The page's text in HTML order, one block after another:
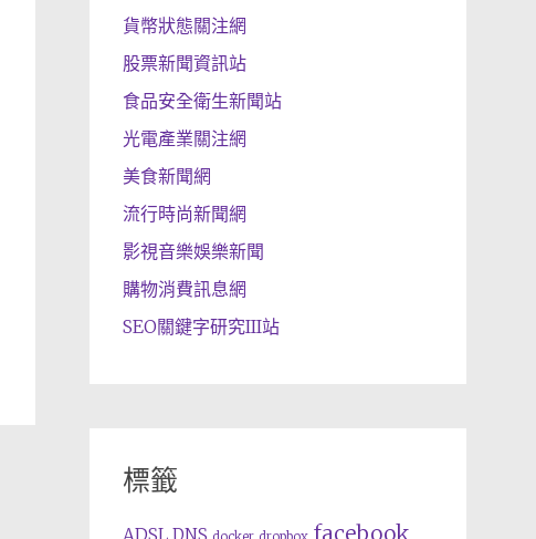
貨幣狀態關注網
股票新聞資訊站
食品安全衛生新聞站
光電產業關注網
美食新聞網
流行時尚新聞網
影視音樂娛樂新聞
購物消費訊息網
SEO關鍵字研究III站
標籤
facebook